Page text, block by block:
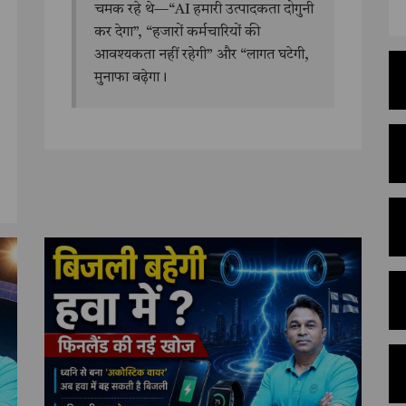
चमक रहे थे—“AI हमारी उत्पादकता दोगुनी
कर देगा”, “हजारों कर्मचारियों की
आवश्यकता नहीं रहेगी” और “लागत घटेगी,
मुनाफा बढ़ेगा।